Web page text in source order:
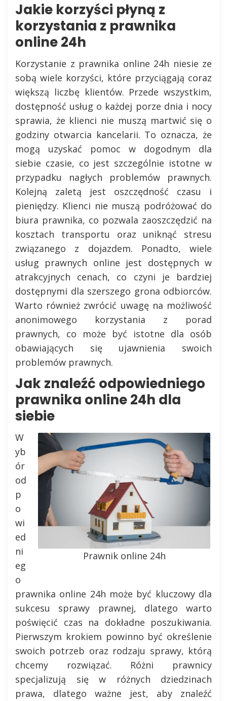
Jakie korzyści płyną z
korzystania z prawnika
online 24h
Korzystanie z prawnika online 24h niesie ze
sobą wiele korzyści, które przyciągają coraz
większą liczbę klientów. Przede wszystkim,
dostępność usług o każdej porze dnia i nocy
sprawia, że klienci nie muszą martwić się o
godziny otwarcia kancelarii. To oznacza, że
mogą uzyskać pomoc w dogodnym dla
siebie czasie, co jest szczególnie istotne w
przypadku nagłych problemów prawnych.
Kolejną zaletą jest oszczędność czasu i
pieniędzy. Klienci nie muszą podróżować do
biura prawnika, co pozwala zaoszczędzić na
kosztach transportu oraz uniknąć stresu
związanego z dojazdem. Ponadto, wiele
usług prawnych online jest dostępnych w
atrakcyjnych cenach, co czyni je bardziej
dostępnymi dla szerszego grona odbiorców.
Warto również zwrócić uwagę na możliwość
anonimowego korzystania z porad
prawnych, co może być istotne dla osób
obawiających się ujawnienia swoich
problemów prawnych.
Jak znaleźć odpowiedniego
prawnika online 24h dla
siebie
Prawnik online 24h
W
yb
ór
od
p
o
wi
ed
ni
eg
o
prawnika online 24h może być kluczowy dla
sukcesu sprawy prawnej, dlatego warto
poświęcić czas na dokładne poszukiwania.
Pierwszym krokiem powinno być określenie
swoich potrzeb oraz rodzaju sprawy, którą
chcemy rozwiązać. Różni prawnicy
specjalizują się w różnych dziedzinach
prawa, dlatego ważne jest, aby znaleźć